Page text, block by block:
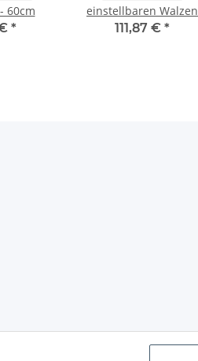
60cm
*
einstellbaren Walzen
111,87 € *